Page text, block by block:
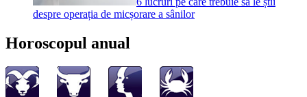
despre operația de micșorare a sânilor
Horoscopul anual